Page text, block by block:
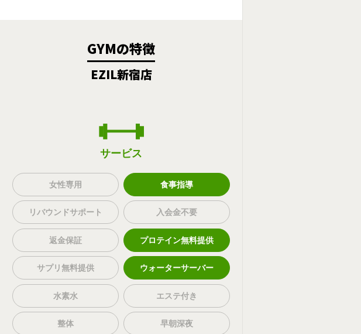
GYMの特徴
EZIL新宿店
サービス
女性専用 食事指導
リバウンドサポート 入会金不要
返金保証 プロテイン無料提供
サプリ無料提供 ウォーターサーバー
水素水 エステ付き
整体 早朝深夜